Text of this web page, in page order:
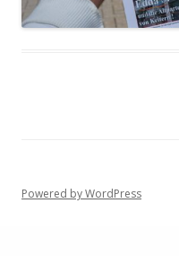
Powered by WordPress